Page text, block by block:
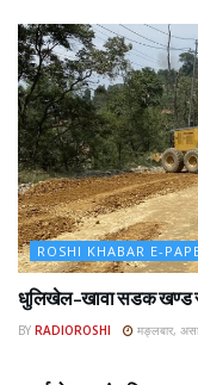
ROSHI KHABAR E-
धुलिखेल–खावा सडक खण्ड
BY RADIOROSHI मङ्लबार,